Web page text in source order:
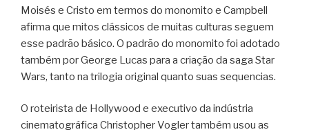
Moisés e Cristo em termos do monomito e Campbell
afirma que mitos clássicos de muitas culturas seguem
esse padrão básico. O padrão do monomito foi adotado
também por George Lucas para a criação da saga Star
Wars, tanto na trilogia original quanto suas sequencias.
O roteirista de Hollywood e executivo da indústria
cinematográfica Christopher Vogler também usou as